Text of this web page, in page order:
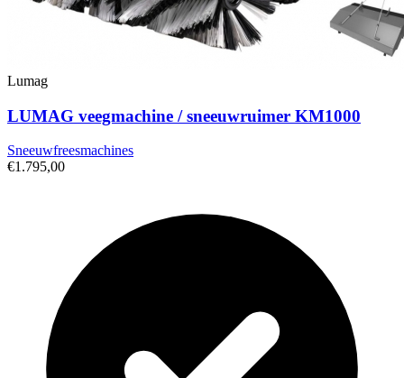
Lumag
LUMAG veegmachine / sneeuwruimer KM1000
Sneeuwfreesmachines
€1.795,00